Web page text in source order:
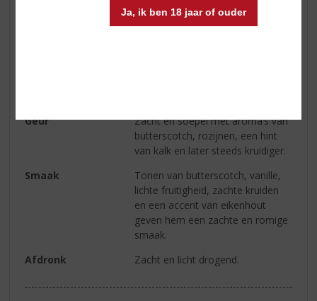
Ja, ik ben 18 jaar of ouder
Geur
Zacht en soepel met aroma’s van
butterscotch, rozijnen, een hint
van kalk en later steeds kruidiger.
Smaak
Tonen van butterscotch, vanille,
lichte fruitigheid, zachte kruiden
en een accent van eikenhout
geven hem een zachte en romige
smaak.
Afdronk
Zacht en licht drogend.